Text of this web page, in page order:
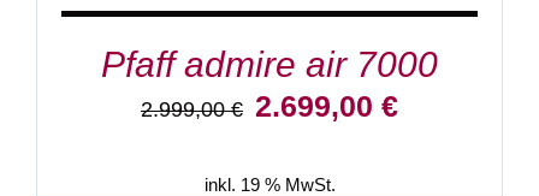
Pfaff admire air 7000
2.999,00€ Ursprünglicher
2.999,00 €
2.699,00 €Aktueller
inkl. 19 % MwSt.